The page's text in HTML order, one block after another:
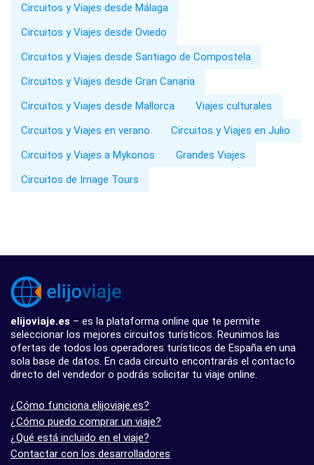
Circuitos y Viajes desde Málaga
Circuitos y Viajes desde Oviedo
Circuitos y Viajes desde Santiago de Compostela
Circuitos y Viajes desde Gran Canaria
Circuitos y Viajes desde Mallorca
Viajes culturales
Circuitos y Viajes en verano
Circuitos y Viajes en Julio
Circuitos y Viajes a Mykonos
Grandes Viajes
Circuitos de Image Tours
elijoviaje.es – es la plataforma online que te permite
seleccionar los mejores circuitos turísticos. Reunimos las
ofertas de todos los operadores turísticos de España en una
sola base de datos. En cada circuito encontrarás el contacto
directo del vendedor o podrás solicitar tu viaje online.
¿Cómo funciona elijoviaje.es?
¿Cómo puedo comprar un viaje?
¿Qué está incluido en el viaje?
Contactar con los desarrolladores